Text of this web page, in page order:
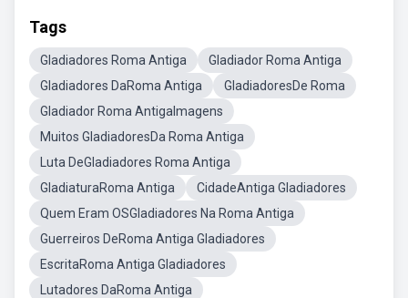
Tags
Gladiadores Roma Antiga
Gladiador Roma Antiga
Gladiadores DaRoma Antiga
GladiadoresDe Roma
Gladiador Roma AntigaImagens
Muitos GladiadoresDa Roma Antiga
Luta DeGladiadores Roma Antiga
GladiaturaRoma Antiga
CidadeAntiga Gladiadores
Quem Eram OSGladiadores Na Roma Antiga
Guerreiros DeRoma Antiga Gladiadores
EscritaRoma Antiga Gladiadores
Lutadores DaRoma Antiga